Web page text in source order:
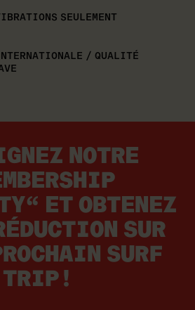
SEULEMENT
/ QUALITÉ
NOTRE
ET OBTENEZ
SUR
SURF
TRIP!